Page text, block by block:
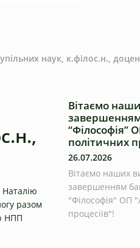
наук, к.філос.н.,
Наталію
разом
НПП
Вітаємо
“Філософія”
політичних
26.07.2026
Вітаємо наших
завершенням
"Філософія" ОП
процесіів"!